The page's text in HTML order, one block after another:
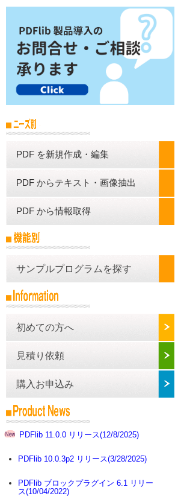
PDF を新規作成・編集
PDF からテキスト・画像抽出
PDF から情報取得
サンプルプログラムを探す
初めての方へ
見積り依頼
購入お申込み
PDFlib 11.0.0 リリース(12/8/2025)
PDFlib 10.0.3p2 リリース(3/28/2025)
PDFlib ブロックプラグイン 6.1 リリー
ス(10/04/2022)